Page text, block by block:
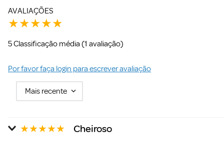
AVALIAÇÕES
★★★★★
5 Classificação média(1 avaliação)
Por favor faça login para escrever avaliação
Mais recente
★★★★★ Cheiroso